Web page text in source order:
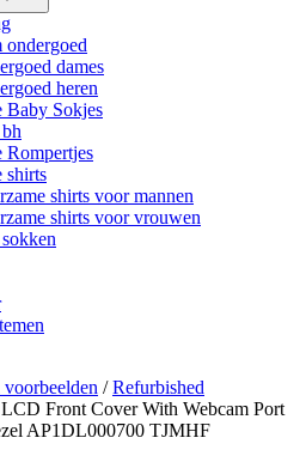
menu
ondergoed
dames
heren
Baby Sokjes
Rompertjes
shirts
shirts voor mannen
shirts voor vrouwen
/Refurbished
Front Cover With Webcam Port
AP1DL000700 TJMHF